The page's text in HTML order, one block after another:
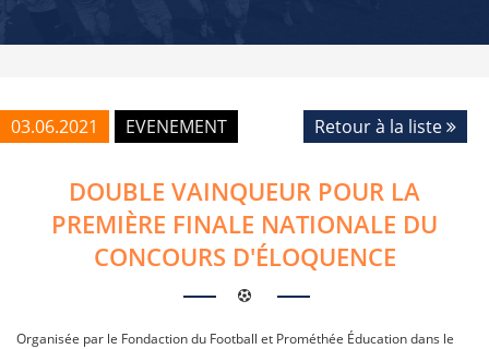
03.06.2021 EVENEMENT Retour à la liste
DOUBLE VAINQUEUR POUR LA
PREMIÈRE FINALE NATIONALE DU
CONCOURS D'ÉLOQUENCE
Organisée par le Fondaction du Football et Prométhée Éducation dans le